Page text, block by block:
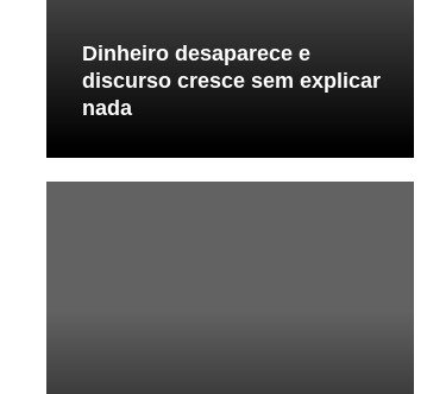
Dinheiro desaparece e
discurso cresce sem explicar
nada